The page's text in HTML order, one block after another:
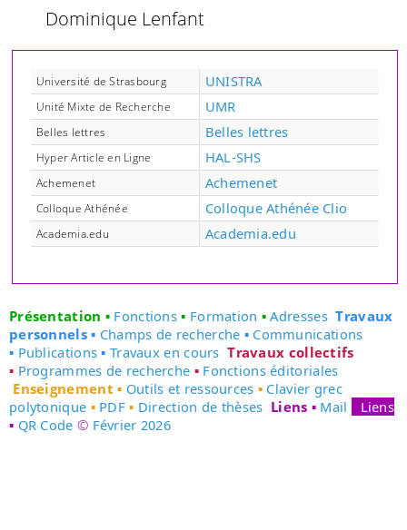
Dominique Lenfant
Université de Strasbourg UNISTRA
Unité Mixte de Recherche UMR
Belles lettres Belles lettres
Hyper Article en Ligne HAL-SHS
Achemenet Achemenet
Colloque Athénée Colloque Athénée Clio
Academia.edu Academia.edu
Présentation ▪ Fonctions ▪ Formation ▪Adresses Travaux
personnels ▪ Champs de recherche ▪ Communications
▪ Publications ▪Travaux en cours Travaux collectifs
▪ Programmes de recherche ▪ Fonctions éditoriales
Enseignement ▪ Outils et ressources ▪ Clavier grec
polytonique ▪ PDF ▪ Direction de thèses Liens ▪ Mail
Liens
▪ QR Code © Février 2026